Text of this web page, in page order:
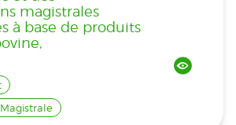
magistrales
à base de produits